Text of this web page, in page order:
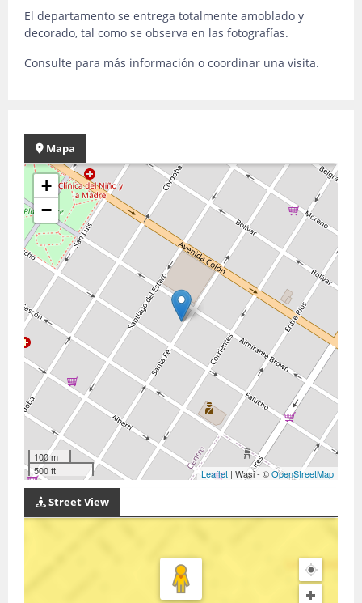
El departamento se entrega totalmente amoblado y
decorado, tal como se observa en las fotografías.
Consulte para más información o coordinar una visita.
Mapa
+
−
100 m
500 ft
Leaflet | Wasi - ©OpenStreetMap
Street View